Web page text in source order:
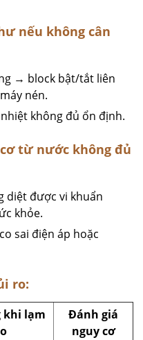
nếu không cân
→ block bật/tắt liên
nén.
không đủ ổn định.
từ nước không đủ
diệt được vi khuẩn
khỏe.
sai điện áp hoặc
ro:
khi lạm
Đánh giá
nguy cơ